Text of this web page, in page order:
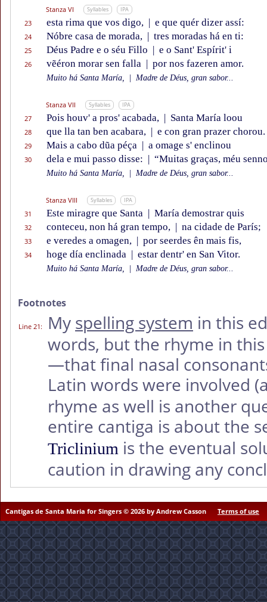
Stanza VI Syllables IPA
23 esta rima que vos digo, | e que quér dizer assí:
24 Nóbre casa de morada, | tres moradas há en ti:
25 Déus Padre e o séu Fillo | e o Sant' Espírit' i
26 vẽéron morar sen falla | por nos fazeren amor.
Muito há Santa María, Madre de Déus, gran sabor...
Stanza VII Syllables IPA
27 Pois houv' a pros' acabada, | Santa María loou
28 que lla tan ben acabara, | e con gran prazer chorou.
29 Mais a cabo dũa péça | a omage s' enclinou
30 dela e mui passo disse: | “Muitas graças, méu
Muito há Santa María, Madre de Déus, gran sabor...
Stanza VIII Syllables IPA
31 Este miragre que Santa | María demostrar quis
32 conteceu, non há gran tempo, | na cidade de París;
33 e veredes a omagen, | por seerdes ên mais fis,
34 hoge día enclinada | estar dentr' en San Vitor.
Muito há Santa María, Madre de Déus, gran sabor...
Footnotes
Line 21: My spelling system in this
words, but the rhyme in
—that final nasal
Latin words were involved
rhyme as well is another
entire cantiga is about the
Triclinium is the eventual
caution in drawing any
Cantigas de Santa Maria for Singers © 2026 by Andrew Casson Terms of use